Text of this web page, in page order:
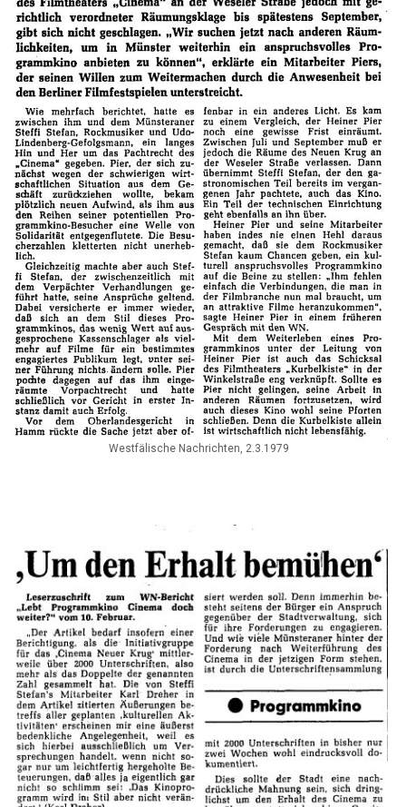
Westfälische Nachrichten, 2.3.1979